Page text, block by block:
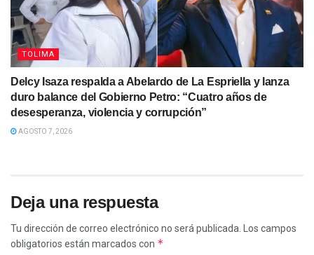
TOLIMA
Delcy Isaza respalda a Abelardo de La Espriella y lanza
duro balance del Gobierno Petro: “Cuatro años de
desesperanza, violencia y corrupción”
AGOSTO 7, 2026
Deja una respuesta
Tu dirección de correo electrónico no será publicada.
Los campos
obligatorios están marcados con *